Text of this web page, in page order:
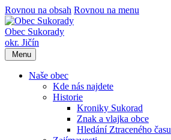
Rovnou na obsah Rovnou na menu
Obec Sukorady
okr. Jičín
Menu
Naše obec
Kde nás najdete
Historie
Kroniky Sukorad
Znak a vlajka obce
Hledání Ztraceného času